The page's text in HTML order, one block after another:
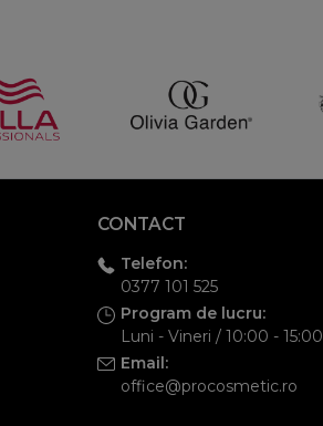
CONTACT
Telefon:
0377 101 525
Program de lucru:
Luni - Vineri / 10:00 - 15:00
Email:
office@procosmetic.ro